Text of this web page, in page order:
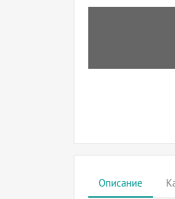
Описание